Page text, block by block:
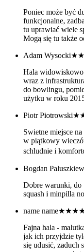
Poniec może być
funkcjonalne,
tu uprawiać wiele
Mogą się tu także
Adam Wysocki
Hala
wraz z
do bowlingu,
użytku w roku
Piotr Piotrowski
Swietne miejsce
w piątkowy
schludnie i
Bogdan
Dobre warunki,
squash i minpilla
name name
Fajna hala -
jak ich przyjdzie
się udusić, zaduch